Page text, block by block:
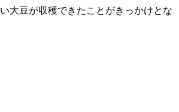
大豆が収穫できたことがきっかけとな